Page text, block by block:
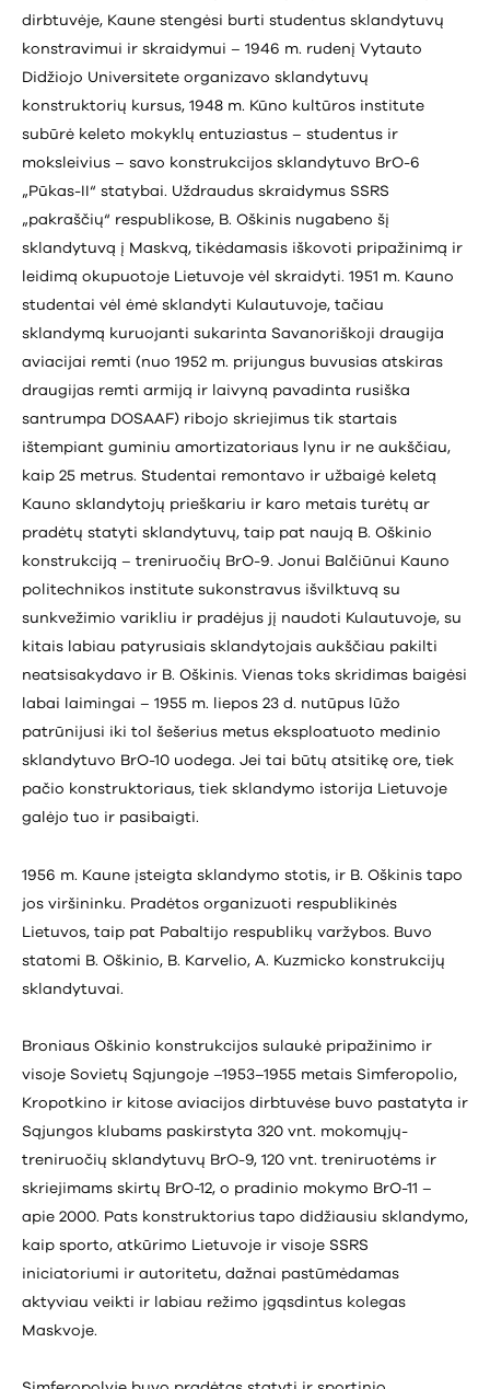
dirbtuvėje, Kaune stengėsi burti studentus sklandytuvų
konstravimui ir skraidymui – 1946 m. rudenį Vytauto
Didžiojo Universitete organizavo sklandytuvų
konstruktorių kursus, 1948 m. Kūno kultūros institute
subūrė keleto mokyklų entuziastus – studentus ir
moksleivius – savo konstrukcijos sklandytuvo BrO-6
„Pūkas-II“ statybai. Uždraudus skraidymus SSRS
„pakraščių“ respublikose, B. Oškinis nugabeno šį
sklandytuvą į Maskvą, tikėdamasis iškovoti pripažinimą ir
leidimą okupuotoje Lietuvoje vėl skraidyti. 1951 m. Kauno
studentai vėl ėmė sklandyti Kulautuvoje, tačiau
sklandymą kuruojanti sukarinta Savanoriškoji draugija
aviacijai remti (nuo 1952 m. prijungus buvusias atskiras
draugijas remti armiją ir laivyną pavadinta rusiška
santrumpa DOSAAF) ribojo skriejimus tik startais
ištempiant guminiu amortizatoriaus lynu ir ne aukščiau,
kaip 25 metrus. Studentai remontavo ir užbaigė keletą
Kauno sklandytojų prieškariu ir karo metais turėtų ar
pradėtų statyti sklandytuvų, taip pat naują B. Oškinio
konstrukciją – treniruočių BrO-9. Jonui Balčiūnui Kauno
politechnikos institute sukonstravus išvilktuvą su
sunkvežimio varikliu ir pradėjus jį naudoti Kulautuvoje, su
kitais labiau patyrusiais sklandytojais aukščiau pakilti
neatsisakydavo ir B. Oškinis. Vienas toks skridimas baigėsi
labai laimingai – 1955 m. liepos 23 d. nutūpus lūžo
patrūnijusi iki tol šešerius metus eksploatuoto medinio
sklandytuvo BrO-10 uodega. Jei tai būtų atsitikę ore, tiek
pačio konstruktoriaus, tiek sklandymo istorija Lietuvoje
galėjo tuo ir pasibaigti.
1956 m. Kaune įsteigta sklandymo stotis, ir B. Oškinis tapo
jos viršininku. Pradėtos organizuoti respublikinės
Lietuvos, taip pat Pabaltijo respublikų varžybos. Buvo
statomi B. Oškinio, B. Karvelio, A. Kuzmicko konstrukcijų
sklandytuvai.
Broniaus Oškinio konstrukcijos sulaukė pripažinimo ir
visoje Sovietų Sąjungoje –1953–1955 metais Simferopolio,
Kropotkino ir kitose aviacijos dirbtuvėse buvo pastatyta ir
Sąjungos klubams paskirstyta 320 vnt. mokomųjų-
treniruočių sklandytuvų BrO-9, 120 vnt. treniruotėms ir
skriejimams skirtų BrO-12, o pradinio mokymo BrO-11 –
apie 2000. Pats konstruktorius tapo didžiausiu sklandymo,
kaip sporto, atkūrimo Lietuvoje ir visoje SSRS
iniciatoriumi ir autoritetu, dažnai pastūmėdamas
aktyviau veikti ir labiau režimo įgąsdintus kolegas
Maskvoje.